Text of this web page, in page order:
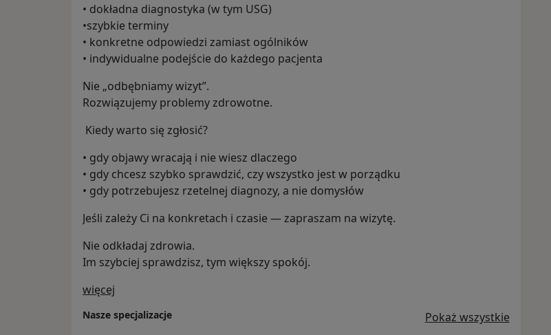
• dokładna diagnostyka (w tym USG)
•szybkie terminy
• konkretne odpowiedzi zamiast ogólników
• indywidualne podejście do każdego pacjenta
Nie „odbębniamy wizyt”.
Rozwiązujemy problemy zdrowotne.
Kiedy warto się zgłosić?
• gdy objawy wracają i nie wiesz dlaczego
• gdy chcesz szybko sprawdzić, czy wszystko jest w porządku
• gdy potrzebujesz rzetelnej diagnozy, a nie domysłów
Jeśli zależy Ci na konkretach i czasie — zapraszam na wizytę.
Nie odkładaj zdrowia.
Im szybciej sprawdzisz, tym większy spokój.
więcej
Nasze specjalizacje Pokaż wszystkie